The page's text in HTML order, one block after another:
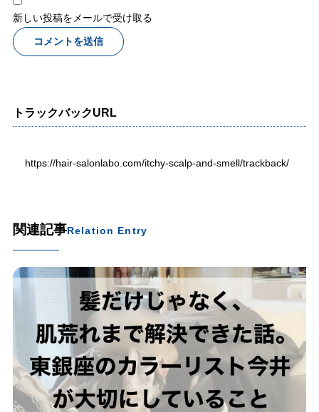
新しい投稿をメールで受け取る
トラックバックURL
https://hair-salonlabo.com/itchy-scalp-and-smell/trackback/
関連記事Relation Entry